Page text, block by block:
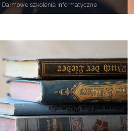
Darmowe szkolenia informatyczne